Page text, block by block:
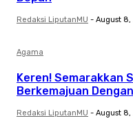
Redaksi LiputanMU - August
Agama
Keren! Semarakkan
Berkemajuan
Redaksi LiputanMU - August